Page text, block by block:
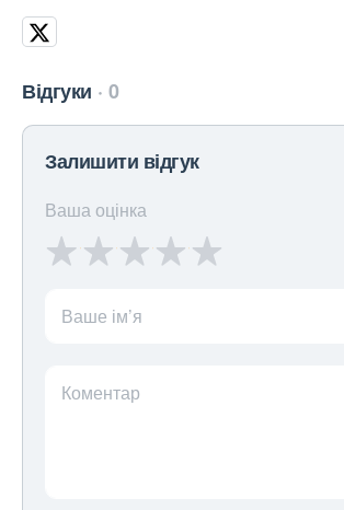
Відгуки 0
Залишити відгук
Ваша оцінка
Ваше ім’я
Коментар